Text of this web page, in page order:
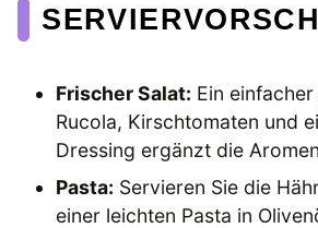
Frischer Salat: Ein
Rucola, Kirschtomaten und
Dressing ergänzt die
Pasta: Servieren Sie die
einer leichten Pasta in